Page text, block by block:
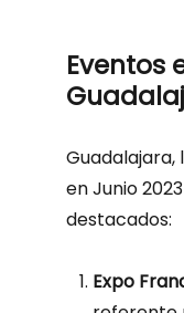
Eventos
en Junio
destacados:
Expo